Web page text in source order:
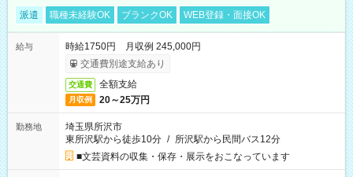
派遣 職種未経験OK ブランクOK WEB登録・面接OK
給与
時給1750円 月収例 245,000円
交通費別途支給あり
交通費 全額支給
月収例 20～25万円
勤務地
埼玉県所沢市
東所沢駅から徒歩10分 / 所沢駅から民間バス12分
■文芸資料の収集・保存・展示をおこなっています